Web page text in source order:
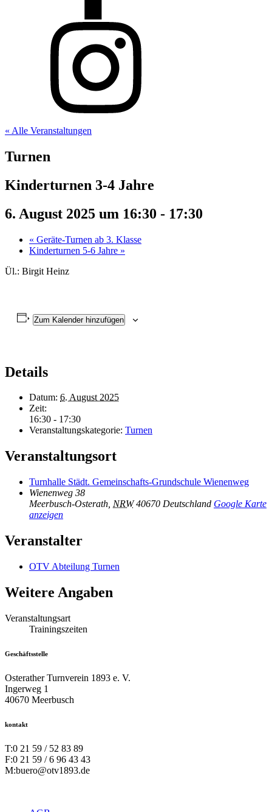
« Alle Veranstaltungen
Turnen
Kinderturnen 3-4 Jahre
6. August 2025 um 16:30 - 17:30
« Geräte-Turnen ab 3. Klasse
Kinderturnen 5-6 Jahre »
Ül.: Birgit Heinz
Zum Kalender hinzufügen
Details
Datum: 6. August 2025
Zeit:
16:30 - 17:30
Veranstaltungskategorie: Turnen
Veranstaltungsort
Turnhalle Städt. Gemeinschafts-Grundschule Wienenweg
Wienenweg 38
Meerbusch-Osterath NRW 40670 Deutschland Google Karte
anzeigen
Veranstalter
OTV Abteilung Turnen
Weitere Angaben
Veranstaltungsart
Trainingszeiten
Geschäftsstelle
Osterather Turnverein 1893 e. V.
Ingerweg 1
40670 Meerbusch
kontakt
T:0 21 59 / 52 83 89
F:0 21 59 / 6 96 43 43
M:buero@otv1893.de